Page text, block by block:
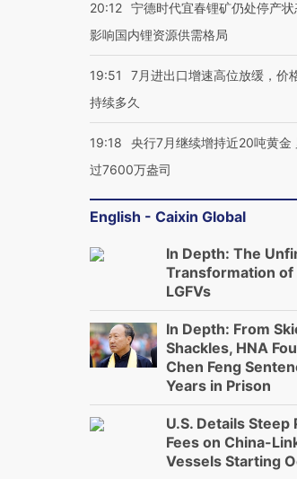
20:12 宁德时代宜春锂矿仍处停产状
影响国内锂资源供需格局
19:51
7月进出口增速高位放缓，价
持续多久
19:18
央行7月继续增持近20吨黄金
过7600万盎司
English - Caixin Global
In Depth: The
Transformation of
LGFVs
In Depth: From
Shackles, HNA
Chen Feng
Years in Prison
U.S. Details Steep
Fees on China-
Vessels Starting